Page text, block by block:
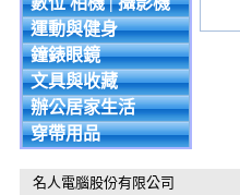
運動與健身
鐘錶眼鏡
文具與收藏
辦公居家生活
穿帶用品
名人電腦股份有限公司